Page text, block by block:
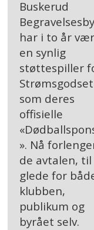
Buskerud
har i to år
en synlig
støttespiller
som deres
offisielle
». Nå
de avtalen, til
glede for
klubben,
publikum og
byrået selv.